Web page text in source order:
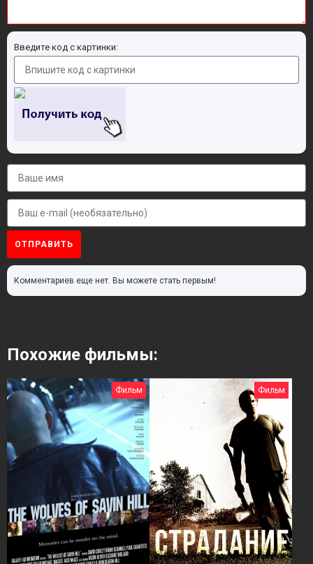
Введите код с картинки:
ОТПРАВИТЬ
Комментариев еще нет. Вы можете стать первым!
Похожие фильмы:
Фильм Фильм